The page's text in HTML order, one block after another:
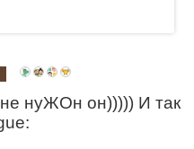
нуЖОн он))))) И так